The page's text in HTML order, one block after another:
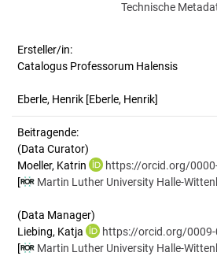
Technische
Ersteller/in:
Catalogus Professorum Halensis
Eberle, Henrik [Eberle, Henrik]
Beitragende:
(Data Curator)
Moeller, Katrin
https://orcid.org/
[
Martin Luther University Halle-
(Data Manager)
Liebing, Katja
https://orcid.org/
[
Martin Luther University Halle-